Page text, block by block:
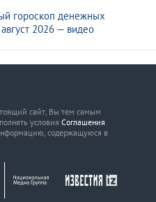
гороскоп денежных
2026 — видео
сайт, Вы тем самым
условия Соглашения
содержащуюся в